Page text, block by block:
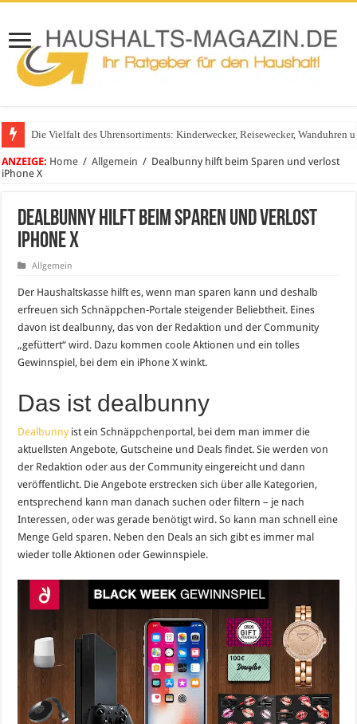
Die Vielfalt des Uhrensortiments: Kinderwecker, Reisewecker, Wanduhren
ANZEIGE: Home / Allgemein / Dealbunny hilft beim Sparen und verlost
iPhone X
Dealbunny hilft beim Sparen und verlost
iPhone X
Allgemein
Der Haushaltskasse hilft es, wenn man sparen kann und deshalb
erfreuen sich Schnäppchen-Portale steigender Beliebtheit. Eines
davon ist dealbunny, das von der Redaktion und der Community
„gefüttert“ wird. Dazu kommen coole Aktionen und ein tolles
Gewinnspiel, bei dem ein iPhone X winkt.
Das ist dealbunny
Dealbunnyist ein Schnäppchenportal, bei dem man immer die
aktuellsten Angebote, Gutscheine und Deals findet. Sie werden von
der Redaktion oder aus der Community eingereicht und dann
veröffentlicht. Die Angebote erstrecken sich über alle Kategorien,
entsprechend kann man danach suchen oder filtern – je nach
Interessen, oder was gerade benötigt wird. So kann man schnell eine
Menge Geld sparen. Neben den Deals an sich gibt es immer mal
wieder tolle Aktionen oder Gewinnspiele.